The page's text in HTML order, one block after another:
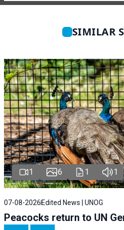
SIMILAR
1 6 1 1
07-08-2026 Edited News | UNOG
Peacocks return to UN